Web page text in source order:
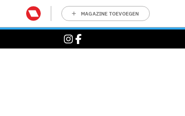
MAGAZINE TOEVOEGEN